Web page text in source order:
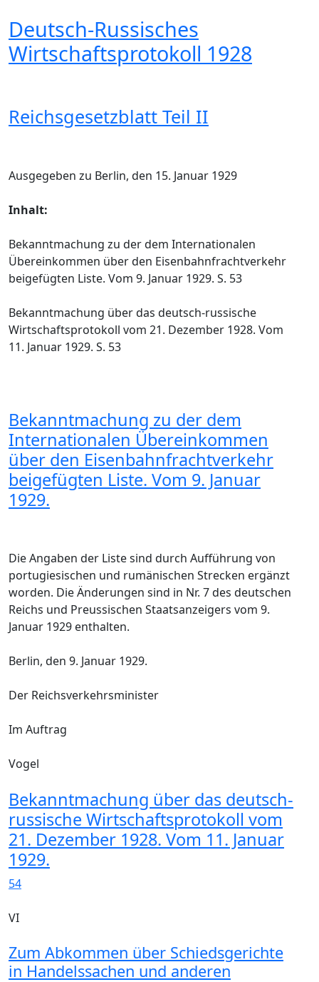
Deutsch-Russisches
Wirtschaftsprotokoll 1928
Reichsgesetzblatt Teil II
Ausgegeben zu Berlin, den 15. Januar 1929
Inhalt:
Bekanntmachung zu der dem Internationalen
Übereinkommen über den Eisenbahnfrachtverkehr
beigefügten Liste. Vom 9. Januar 1929. S. 53
Bekanntmachung über das deutsch-russische
Wirtschaftsprotokoll vom 21. Dezember 1928. Vom
11. Januar 1929. S. 53
Bekanntmachung zu der dem
Internationalen Übereinkommen
über den Eisenbahnfrachtverkehr
beigefügten Liste. Vom 9. Januar
1929.
Die Angaben der Liste sind durch Aufführung von
portugiesischen und rumänischen Strecken ergänzt
worden. Die Änderungen sind in Nr. 7 des deutschen
Reichs und Preussischen Staatsanzeigers vom 9.
Januar 1929 enthalten.
Berlin, den 9. Januar 1929.
Der Reichsverkehrsminister
Im Auftrag
Vogel
Bekanntmachung über das deutsch-
russische Wirtschaftsprotokoll vom
21. Dezember 1928. Vom 11. Januar
1929.
54
VI
Zum Abkommen über Schiedsgerichte
in Handelssachen und anderen